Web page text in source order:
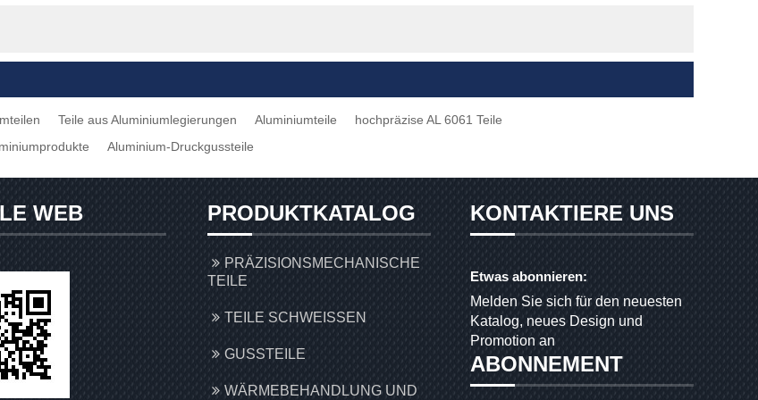
Teile aus Aluminiumlegierungen Aluminiumteile
hochpräzise AL 6061 Teile
Aluminium-Druckgussteile
WEB PRODUKTKATALOG
PRÄZISIONSMECHANISCHE
TEILE
TEILE SCHWEISSEN
GUSSTEILE
WÄRMEBEHANDLUNG UND
KONTAKTIERE UNS
Etwas abonnieren:
Melden Sie sich für den neuesten
Katalog, neues Design und
Promotion an
ABONNEMENT